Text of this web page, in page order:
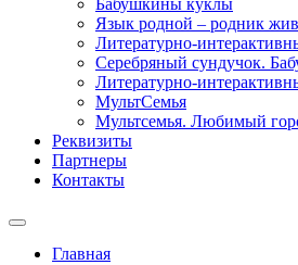
Бабушкины куклы
Язык родной – родник
Литературно-
Серебряный сундучок.
Литературно-
МультСемья
Мультсемья. Любимый
Реквизиты
Партнеры
Контакты
Главная